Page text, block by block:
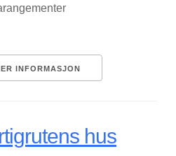
INFORMASJON
hus